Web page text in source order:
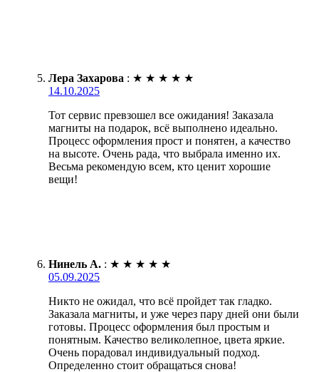
Лера Захарова : ★ ★ ★ ★ ★
14.10.2025
Тот сервис превзошел все ожидания! Заказала
магниты на подарок, всё выполнено идеально.
Процесс оформления прост и понятен, а качество
на высоте. Очень рада, что выбрала именно их.
Весьма рекомендую всем, кто ценит хорошие
вещи!
Нинель А. : ★ ★ ★ ★ ★
05.09.2025
Никто не ожидал, что всё пройдет так гладко.
Заказала магниты, и уже через пару дней они были
готовы. Процесс оформления был простым и
понятным. Качество великолепное, цвета яркие.
Очень порадовал индивидуальный подход.
Определенно стоит обращаться снова!